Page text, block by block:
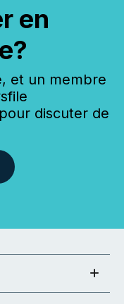
en
et un membre
discuter de